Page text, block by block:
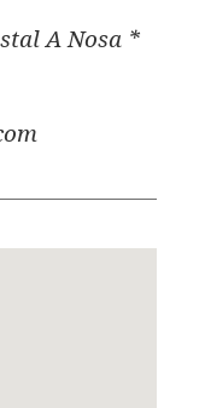
A Nosa *